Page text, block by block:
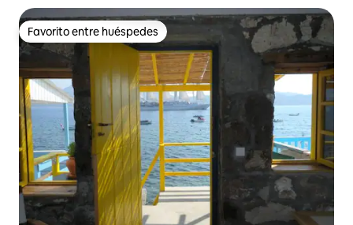
Favorito entre huéspedes
Favorito entre huéspedes